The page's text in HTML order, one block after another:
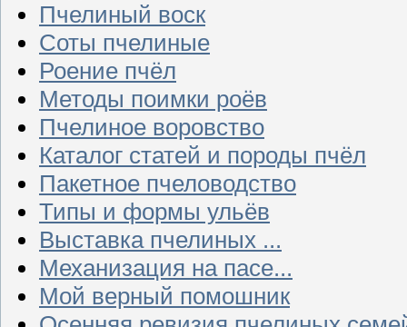
Пчелиный воск
Соты пчелиные
Роение пчёл
Методы поимки роёв
Пчелиное воровство
Каталог статей и породы пчёл
Пакетное пчеловодство
Типы и формы ульёв
Выставка пчелиных ...
Механизация на пасе...
Мой верный помошник